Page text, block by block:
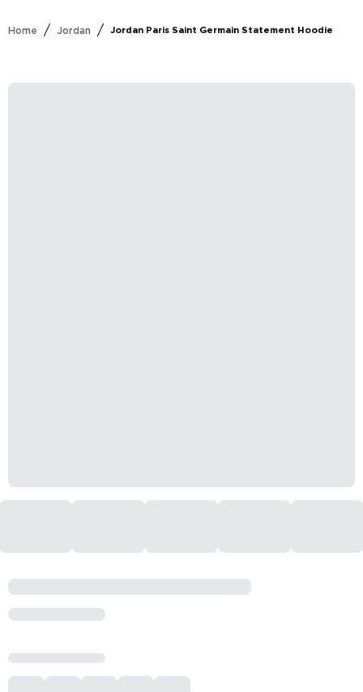
Home / Jordan / Jordan Paris Saint Germain Statement Hoodie